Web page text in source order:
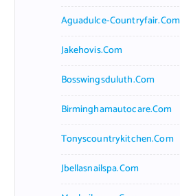
Aguadulce-Countryfair.com
Jakehovis.com
Bosswingsduluth.com
Birminghamautocare.com
Tonyscountrykitchen.com
Jbellasnailspa.com